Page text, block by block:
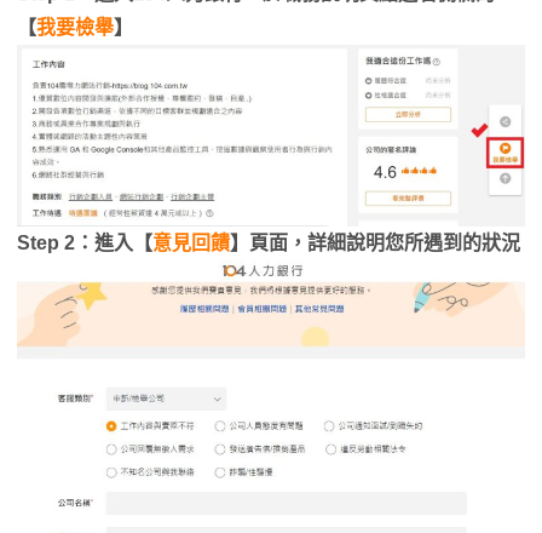
【我要檢舉】
Step 2：進入【意見回饋】頁面，詳細說明您所遇到的狀況